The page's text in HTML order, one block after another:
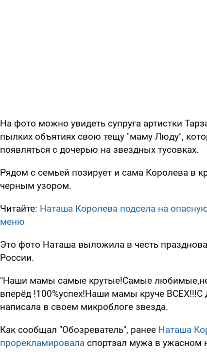
На фото можно увидеть супруга артистки
пылких объятиях свою тещу "маму Люду",
появляться с дочерью на звездных тусовках.
Рядом с семьей позирует и сама Королева в
черным узором.
Читайте: Наташа Королева подсела на
меню
Это фото Наташа выложила в честь
России.
"Наши мамы самые крутые!Самые
вперёд !100%успех!Наши мамы круче ВСЕХ!!!С
написала в своем микроблоге звезда.
Как сообщал "Обозреватель", ранее Наташа
прорекламировала спортзал мужа в ужасном